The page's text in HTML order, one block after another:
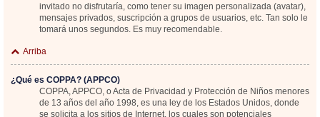
invitado no disfrutaría, como tener su imagen personalizada (avatar),
mensajes privados, suscripción a grupos de usuarios, etc. Tan solo le
tomará unos segundos. Es muy recomendable.
Arriba
¿Qué es COPPA? (APPCO)
COPPA, APPCO, o Acta de Privacidad y Protección de Niños menores
de 13 años del año 1998, es una ley de los Estados Unidos, donde
se solicita a los sitios de Internet, los cuales son potenciales